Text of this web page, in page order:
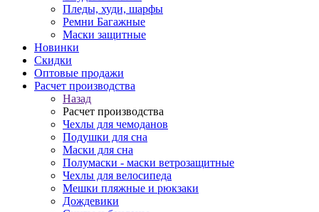
Пледы, худи, шарфы
Ремни Багажные
Маски защитные
Новинки
Скидки
Оптовые продажи
Расчет производства
Назад
Расчет производства
Чехлы для чемоданов
Подушки для сна
Маски для сна
Полумаски - маски ветрозащитные
Чехлы для велосипеда
Мешки пляжные и рюкзаки
Дождевики